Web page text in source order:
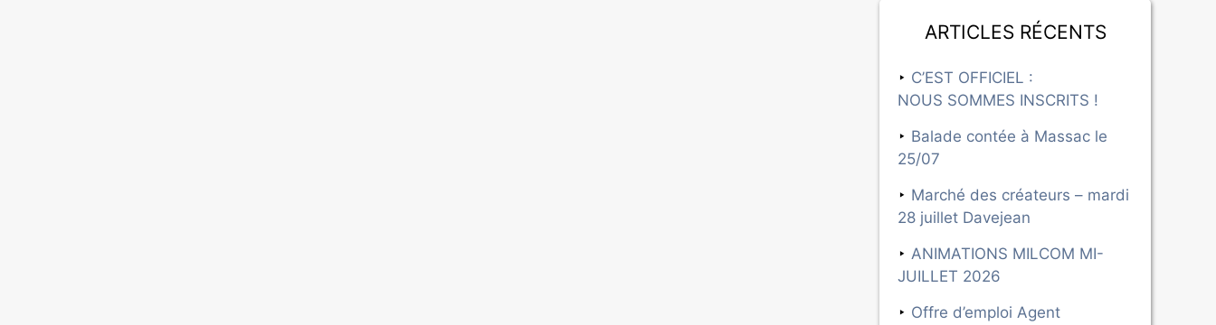
Articles récents
C’EST OFFICIEL :
NOUS SOMMES INSCRITS !
Balade contée à Massac le
25/07
Marché des créateurs – mardi
28 juillet Davejean
ANIMATIONS MILCOM MI-
JUILLET 2026
Offre d’emploi Agent